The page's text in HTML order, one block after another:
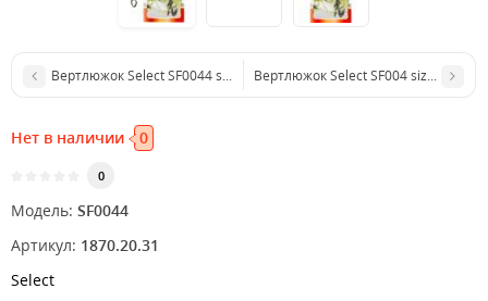
Вертлюжок Select SF0044 size 12, 10 шт.Вертлюжок Select SF004 size 12, 10
Нет в наличии 0
0
Модель: SF0044
Артикул: 1870.20.31
Select